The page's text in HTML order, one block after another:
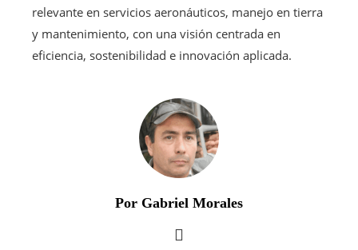
relevante en servicios aeronáuticos, manejo en tierra
y mantenimiento, con una visión centrada en
eficiencia, sostenibilidad e innovación aplicada.
Por Gabriel Morales